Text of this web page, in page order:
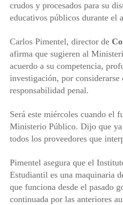
crudos y procesados para su
educativos públicos durante el
Carlos Pimentel, director de
afirma que sugieren al
acuerdo a su competencia,
investigación, por
responsabilidad penal.
Será este miércoles cuando el
Ministerio Público. Dijo que
todos los proveedores que
Pimentel asegura que el
Estudiantil es una maquinaria
que funciona desde el pasado
continuada por las anteriores